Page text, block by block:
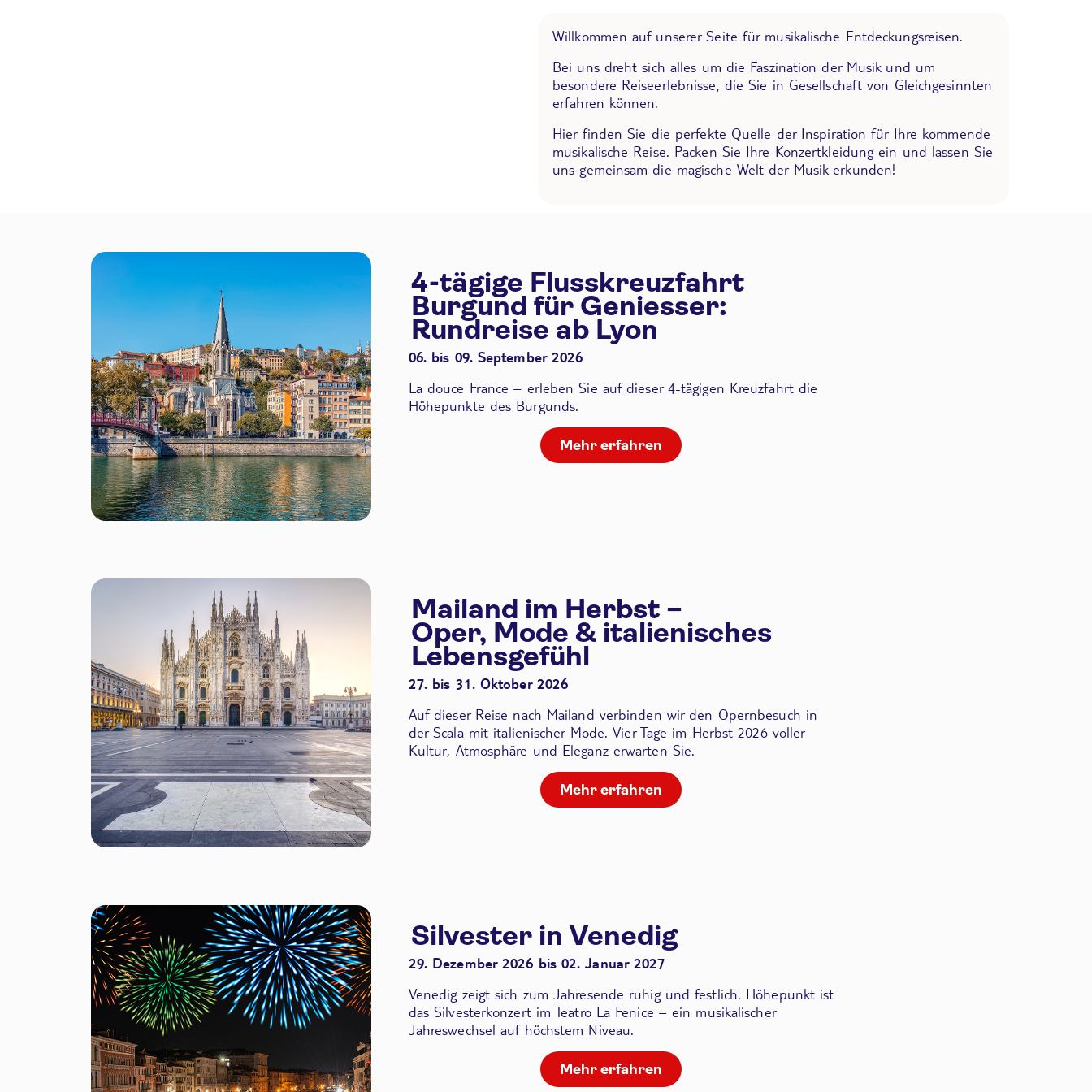
Willkommen auf unserer Seite für musikalische Entdeckungsreisen.
Bei uns dreht sich alles um die Faszination der Musik und um
besondere Reiseerlebnisse, die Sie in Gesellschaft von Gleichgesinnten
erfahren können.
Hier finden Sie die perfekte Quelle der Inspiration für Ihre kommende
musikalische Reise. Packen Sie Ihre Konzertkleidung ein und lassen Sie
uns gemeinsam die magische Welt der Musik erkunden!
4-tägige Flusskreuzfahrt
Burgund für Geniesser:
Rundreise ab Lyon
06. bis 09. September 2026
La douce France – erleben Sie auf dieser 4-tägigen Kreuzfahrt die
Höhepunkte des Burgunds.
Mehr erfahren
Mailand im Herbst –
Oper, Mode & italienisches
Lebensgefühl
27. bis 31. Oktober 2026
Auf dieser Reise nach Mailand verbinden wir den Opernbesuch in
der Scalamit italienischer Mode. Vier Tage im Herbst 2026 voller
Kultur, Atmosphäre und Eleganz erwarten Sie.
Mehr erfahren
Silvester in Venedig
29. Dezember 2026 bis 02. Januar 2027
Venedig zeigt sich zum Jahresende ruhig und festlich. Höhepunkt ist
das Silvesterkonzert im Teatro La Fenice – ein musikalischer
Jahreswechsel auf höchstem Niveau.
Mehr erfahren